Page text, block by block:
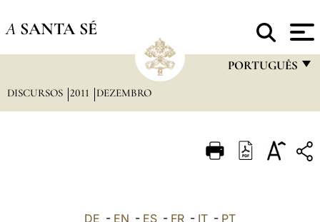
A SANTA SÉ
PORTUGUÊS
ITALIANO
DISCURSOS 2011 DEZEMBRO
DE - EN - ES - FR - IT - PT